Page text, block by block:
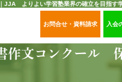
JJA よりよい学習塾業界の確立を目指す
お問合せ・資料請求
入会
作文コンクール